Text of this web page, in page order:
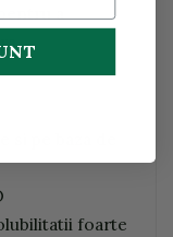
a
foarte